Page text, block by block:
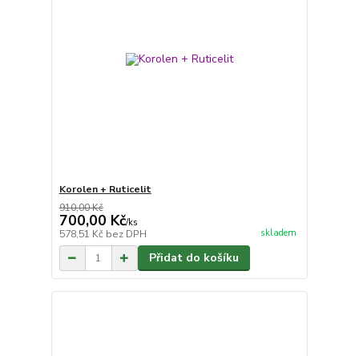
Korolen + Ruticelit
910,00 Kč
700,00 Kč/ks
578,51 Kč bez DPH skladem
Přidat do košíku